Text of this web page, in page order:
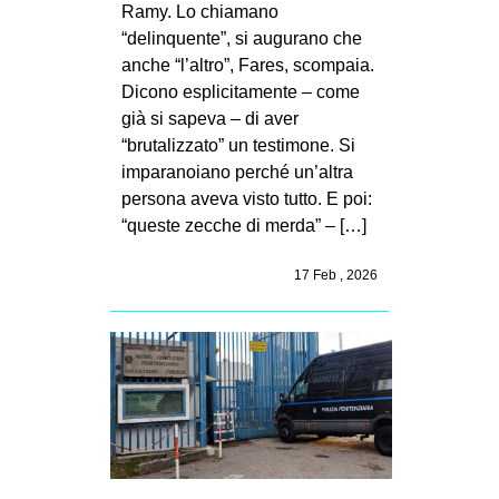
MEDIO ORIENTE
MONDO
EVENTI
in
Fb
ms
SEARCH
Ramy. Lo chiamano
“delinquente”, si augurano che
anche “l’altro”, Fares, scompaia.
Dicono esplicitamente – come
già si sapeva – di aver
“brutalizzato” un testimone. Si
imparanoiano perché un’altra
persona aveva visto tutto. E poi:
“queste zecche di merda” – […]
17 Feb , 2026